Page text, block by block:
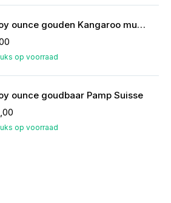
1/2 troy ounce gouden Kangaroo munt 2025
op voorraad
ounce goudbaar Pamp Suisse
op voorraad